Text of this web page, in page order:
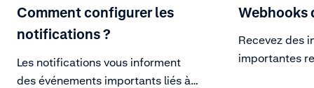
Comment configurer les
notifications ?
Les notifications vous informent
des événements importants liés à
Webhooks
Recevez des
importantes